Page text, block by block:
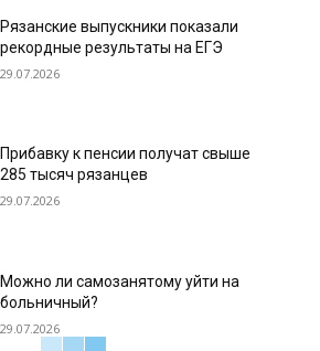
Рязанские выпускники показали
рекордные результаты на ЕГЭ
29.07.2026
Прибавку к пенсии получат свыше
285 тысяч рязанцев
29.07.2026
Можно ли самозанятому уйти на
больничный?
29.07.2026